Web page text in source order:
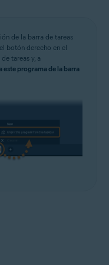
de la barra de tareas
botón derecho en el
tareas y, a
este programa de la barra